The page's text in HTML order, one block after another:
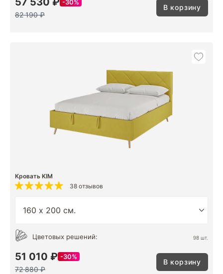
30%
82 190 ₽
В корзину
Кровать KIM
38 отзывов
Цветовых решений: 98 шт.
51 010 ₽ 30%
72 880 ₽
В корзину